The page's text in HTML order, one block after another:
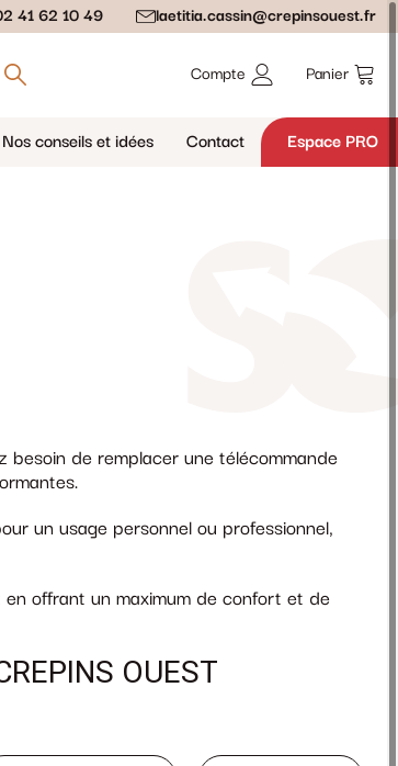
41 62 10 49 laetitia.cassin@crepinsouest.fr
Compte Panier
Nos conseils et idées Contact Espace PRO
besoin de remplacer une télécommande
un usage personnel ou professionnel,
offrant un maximum de confort et de
OUEST